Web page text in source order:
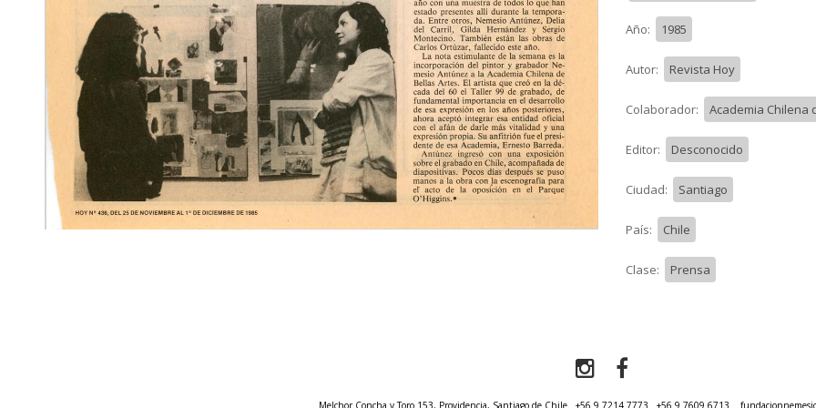
Año: 1985
Autor: Revista Hoy
Colaborador: Academia Chilena
Editor: Desconocido
Ciudad: Santiago
País: Chile
Clase: Prensa
Melchor Concha y Toro 153, Providencia, Santiago de Chile. +56 9 7214 7773 +56 9 7609 6713